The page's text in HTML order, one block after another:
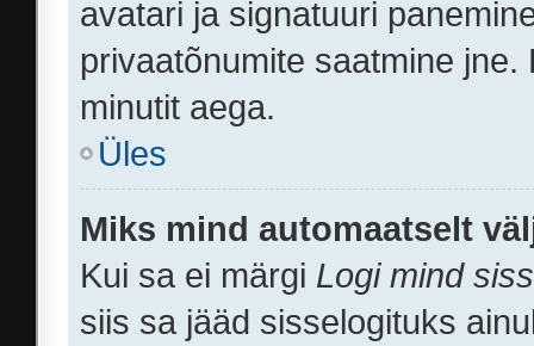
avatari ja signatuuri
privaatõnumite saatmine
minutit aega.
Üles
Miks mind automaatselt
Kui sa ei märgi Logi mind
siis sa jääd sisselogituks